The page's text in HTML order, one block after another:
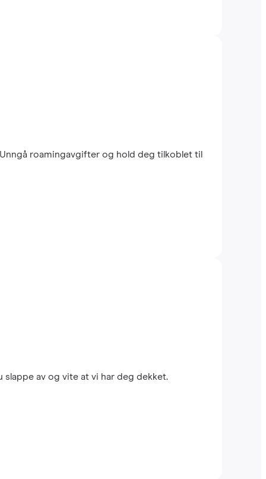
roamingavgifter og hold deg tilkoblet til
slappe av og vite at vi har deg dekket.